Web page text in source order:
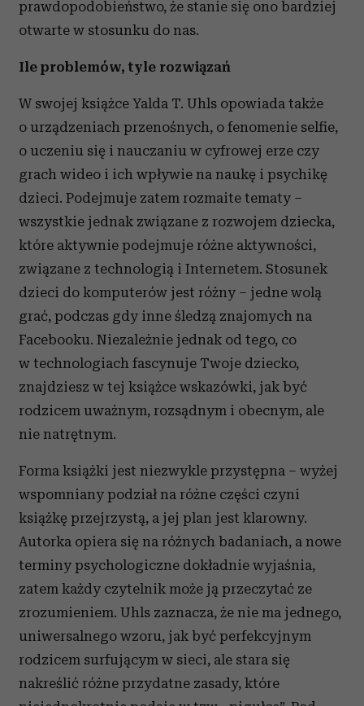
prawdopodobieństwo, że stanie się ono bardziej
otwarte w stosunku do nas.
Ile problemów, tyle rozwiązań
W swojej książce Yalda T. Uhls opowiada także
o urządzeniach przenośnych, o fenomenie selfie,
o uczeniu się i nauczaniu w cyfrowej erze czy
grach wideo i ich wpływie na naukę i psychikę
dzieci. Podejmuje zatem rozmaite tematy –
wszystkie jednak związane z rozwojem dziecka,
które aktywnie podejmuje różne aktywności,
związane z technologią i Internetem. Stosunek
dzieci do komputerów jest różny – jedne wolą
grać, podczas gdy inne śledzą znajomych na
Facebooku. Niezależnie jednak od tego, co
w technologiach fascynuje Twoje dziecko,
znajdziesz w tej książce wskazówki, jak być
rodzicem uważnym, rozsądnym i obecnym, ale
nie natrętnym.
Forma książki jest niezwykle przystępna – wyżej
wspomniany podział na różne części czyni
książkę przejrzystą, a jej plan jest klarowny.
Autorka opiera się na różnych badaniach, a nowe
terminy psychologiczne dokładnie wyjaśnia,
zatem każdy czytelnik może ją przeczytać ze
zrozumieniem. Uhls zaznacza, że nie ma jednego,
uniwersalnego wzoru, jak być perfekcyjnym
rodzicem surfującym w sieci, ale stara się
nakreślić różne przydatne zasady, które